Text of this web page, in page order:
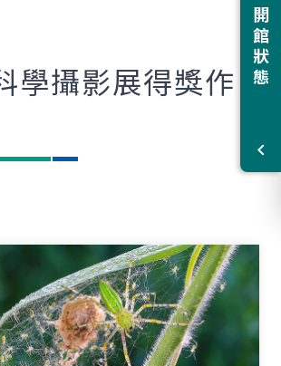
開館狀態
學攝影展得獎作